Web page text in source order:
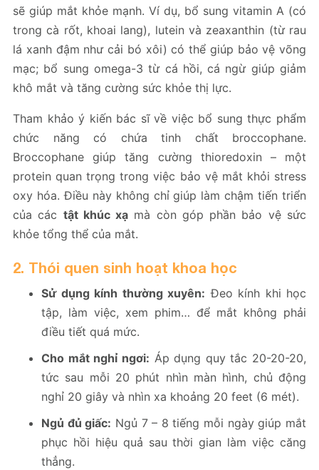
sẽ giúp mắt khỏe mạnh. Ví dụ, bổ sung vitamin A (có
trong cà rốt, khoai lang), lutein và zeaxanthin (từ rau
lá xanh đậm như cải bó xôi) có thể giúp bảo vệ võng
mạc; bổ sung omega-3 từ cá hồi, cá ngừ giúp giảm
khô mắt và tăng cường sức khỏe thị lực.
Tham khảo ý kiến bác sĩ về việc bổ sung thực phẩm
chức năng có chứa tinh chất broccophane.
Broccophane giúp tăng cường thioredoxin – một
protein quan trọng trong việc bảo vệ mắt khỏi stress
oxy hóa. Điều này không chỉ giúp làm chậm tiến triển
của các tật khúc xạ mà còn góp phần bảo vệ sức
khỏe tổng thể của mắt.
2. Thói quen sinh hoạt khoa học
Sử dụng kính thường xuyên: Đeo kính khi học
tập, làm việc, xem phim… để mắt không phải
điều tiết quá mức.
Cho mắt nghỉ ngơi: Áp dụng quy tắc 20-20-20,
tức sau mỗi 20 phút nhìn màn hình, chủ động
nghỉ 20 giây và nhìn xa khoảng 20 feet (6 mét).
Ngủ đủ giấc: Ngủ 7 – 8 tiếng mỗi ngày giúp mắt
phục hồi hiệu quả sau thời gian làm việc căng
thẳng.